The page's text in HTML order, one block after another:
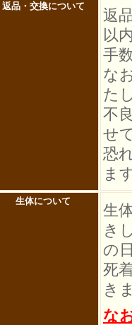
返品・交換について
返
以
手
な
た
不
せ
恐
ま
生体について
生
き
の
死
き
な